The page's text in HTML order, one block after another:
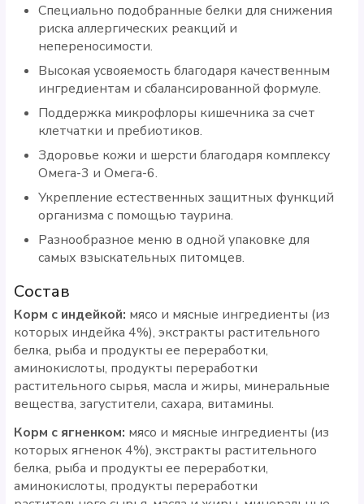
Специально подобранные белки для снижения
риска аллергических реакций и
непереносимости.
Высокая усвояемость благодаря качественным
ингредиентам и сбалансированной формуле.
Поддержка микрофлоры кишечника за счет
клетчатки и пребиотиков.
Здоровье кожи и шерсти благодаря комплексу
Омега-3 и Омега-6.
Укрепление естественных защитных функций
организма с помощью таурина.
Разнообразное меню в одной упаковке для
самых взыскательных питомцев.
Состав
Корм с индейкой: мясо и мясные ингредиенты (из
которых индейка 4%), экстракты растительного
белка, рыба и продукты ее переработки,
аминокислоты, продукты переработки
растительного сырья, масла и жиры, минеральные
вещества, загустители, сахара, витамины.
Корм с ягненком: мясо и мясные ингредиенты (из
которых ягненок 4%), экстракты растительного
белка, рыба и продукты ее переработки,
аминокислоты, продукты переработки